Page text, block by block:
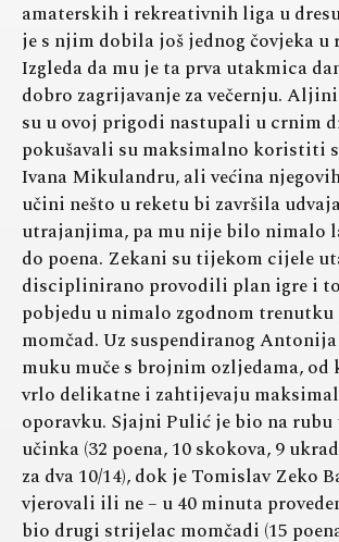
amaterskih i rekreativnih liga u
je s njim dobila još jednog čovjeka
Izgleda da mu je ta prva utakmica
dobro zagrijavanje za večernju.
su u ovoj prigodi nastupali u crnim
pokušavali su maksimalno koristiti
Ivana Mikulandru, ali većina
učini nešto u reketu bi završila
utrajanjima, pa mu nije bilo nimalo
do poena. Zekani su tijekom cijele
disciplinirano provodili plan igre i
pobjedu u nimalo zgodnom
momčad. Uz suspendiranog
muku muče s brojnim ozljedama, od
vrlo delikatne i zahtijevaju
oporavku. Sjajni Pulić je bio na
učinka (32 poena, 10 skokova, 9
za dva 10/14), dok je Tomislav Zeko
vjerovali ili ne – u 40 minuta
bio drugi strijelac momčadi (15